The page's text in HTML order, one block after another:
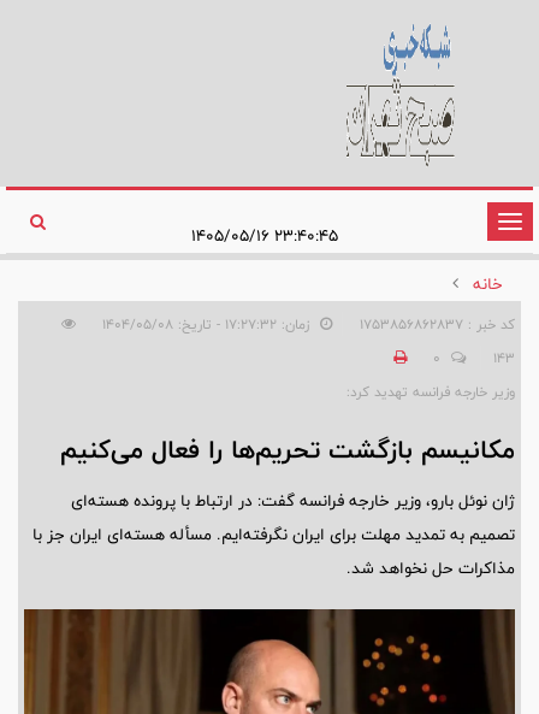
تغییر
وضعیت
ناوبری
۲۳:۴۰:۴۵ ۱۴۰۵/۰۵/۱۶
خانه
کد خبر : 1753856862837
زمان: ۱۷:۲۷:۳۲ - تاریخ: ۱۴۰۴/۰۵/۰۸
143
0
وزیر خارجه فرانسه تهدید کرد:
مکانیسم بازگشت تحریم‌ها را فعال می‌کنیم
ژان نوئل بارو، وزیر خارجه فرانسه گفت: در ارتباط با پرونده هسته‌ای
تصمیم به تمدید مهلت برای ایران نگرفته‌ایم. مسأله هسته‌ای ایران جز با
مذاکرات حل نخواهد شد.